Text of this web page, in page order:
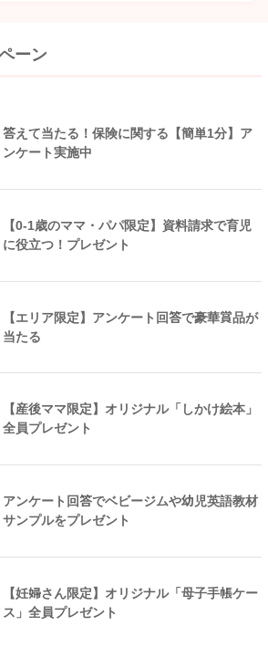
ーン
答えて当たる！保険に関する【簡単1分】ア
ンケート実施中
【0-1歳のママ・パパ限定】資料請求で育児
に役立つ！プレゼント
【エリア限定】アンケート回答で豪華賞品が
当たる
【産後ママ限定】オリジナル「しかけ絵本」
全員プレゼント
アンケート回答でベビージムや幼児英語教材
サンプルをプレゼント
【妊婦さん限定】オリジナル「母子手帳ケー
ス」全員プレゼント